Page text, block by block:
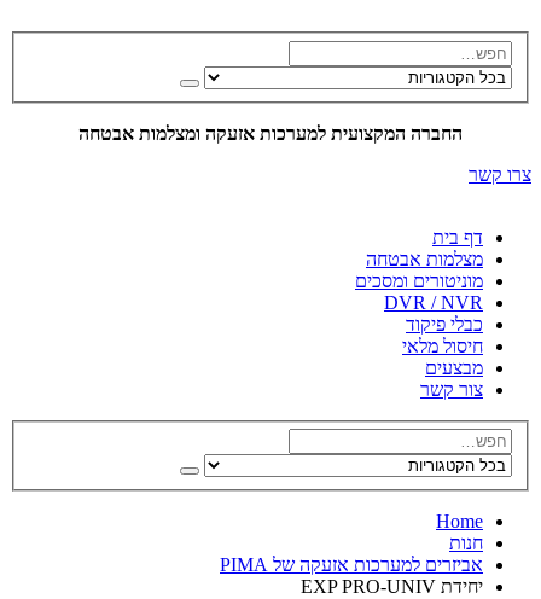
החברה המקצועית למערכות אזעקה ומצלמות אבטחה
צרו קשר
דף בית
מצלמות אבטחה
מוניטורים ומסכים
DVR / NVR
כבלי פיקוד
חיסול מלאי
מבצעים
צור קשר
Home
חנות
אביזרים למערכות אזעקה של PIMA
יחידת EXP PRO-UNIV